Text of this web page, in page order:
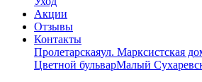
Акции
Отзывы
Контакты
Пролетарскаяул. Марксистская
Цветной бульварМалый